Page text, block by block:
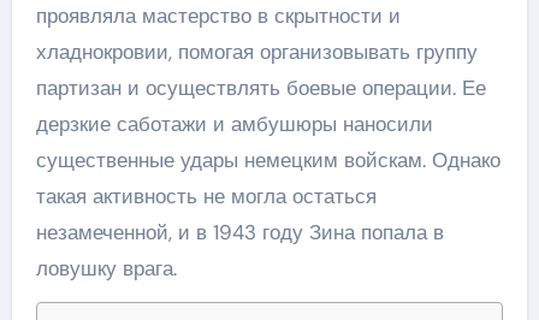
проявляла мастерство в скрытности и
хладнокровии, помогая организовывать группу
партизан и осуществлять боевые операции. Ее
дерзкие саботажи и амбушюры наносили
существенные удары немецким войскам. Однако
такая активность не могла остаться
незамеченной, и в 1943 году Зина попала в
ловушку врага.